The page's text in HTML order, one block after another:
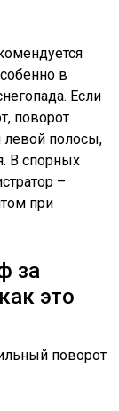
в
Если
поворот
левой полосы,
В спорных
–
при
за
это